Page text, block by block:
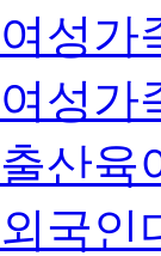
여성가
여성가
출산육
외국인